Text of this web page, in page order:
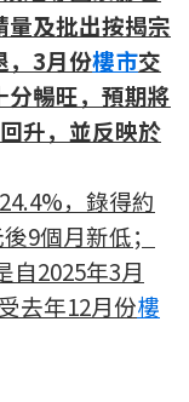
及批出按揭宗
，3月份樓市交
暢旺，預期將
升，並反映於
，錄得約
9個月新低；
自2025年3月
去年12月份樓